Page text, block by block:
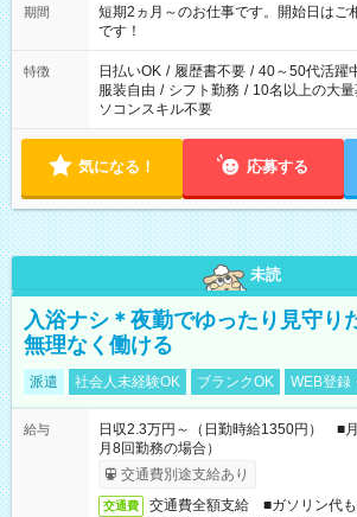
※週最低15時間以上の勤務が必要です
期間
短期2ヵ月～のお仕事です。開始日は
です！
特徴 日払いOK / 履歴書不要 / 40～50代活躍
服装自由 / シフト勤務 / 10名以上の大
ソコンスキル不要
気になる！ 応募する
未読
入浴ナシ＊夜勤でゆったり見守り
無理なく働ける
派遣 社会人未経験OK ブランクOK WEB登録
給与
日収2.3万円～（日勤時給1350円） ■
月8回勤務の場合）
交通費別途支給あり
交通費
交通費全額支給 ■ガソリン代